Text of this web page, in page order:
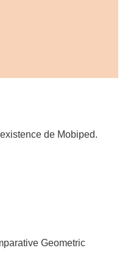
de Mobiped.
Geometric